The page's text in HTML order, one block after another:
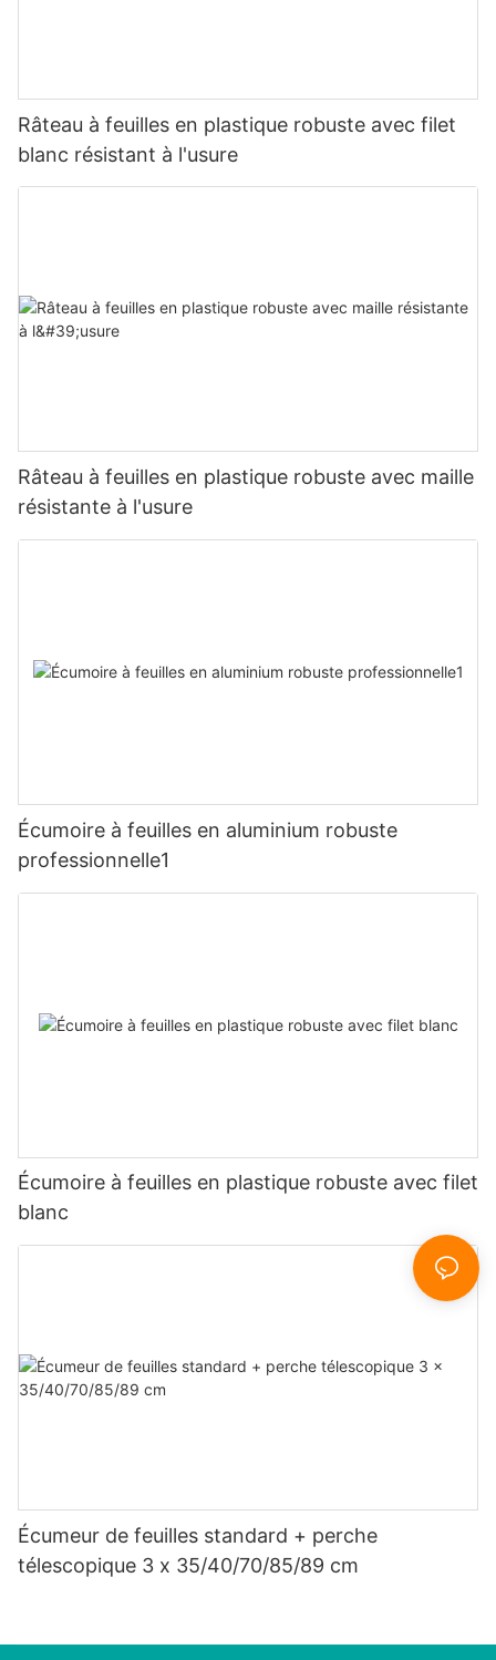
Râteau à feuilles en plastique robuste avec filet
blanc résistant à l'usure
Râteau à feuilles en plastique robuste avec maille
résistante à l'usure
Écumoire à feuilles en aluminium robuste
professionnelle1
Écumoire à feuilles en plastique robuste avec filet
blanc
Écumeur de feuilles standard + perche
télescopique 3 x 35/40/70/85/89 cm